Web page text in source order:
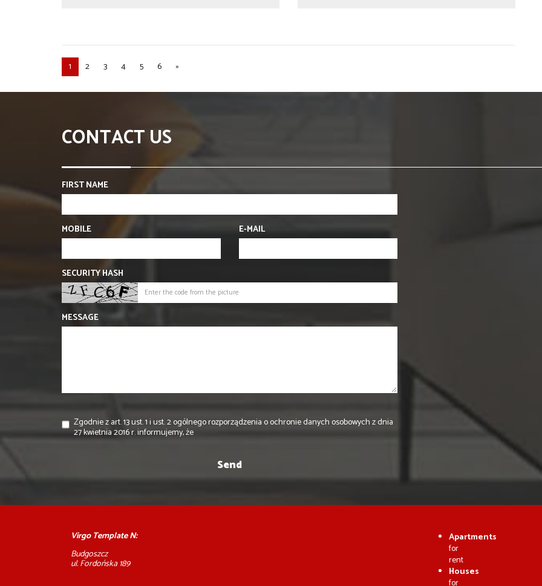
1 2 3 4 5 6 »
CONTACT US
FIRST NAME
MOBILE E-MAIL
SECURITY HASH
MESSAGE
Zgodnie z art. 13 ust. 1 i ust. 2 ogólnego rozporządzenia o ochronie danych osobowych z dnia
27 kwietnia 2016 r. informujemy, że
Virgo Template N:
Budgoszcz
ul. Fordońska 189
Apartments
for
rent
Houses